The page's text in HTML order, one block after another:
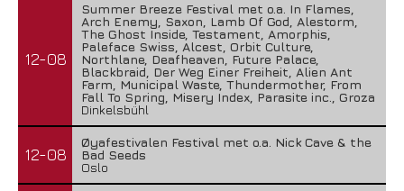
12-08
Summer Breeze Festival met o.a. In Flames,
Arch Enemy, Saxon, Lamb Of God, Alestorm,
The Ghost Inside, Testament, Amorphis,
Paleface Swiss, Alcest, Orbit Culture,
Northlane, Deafheaven, Future Palace,
Blackbraid, Der Weg Einer Freiheit, Alien Ant
Farm, Municipal Waste, Thundermother, From
Fall To Spring, Misery Index, Parasite inc., Groza
Dinkelsbühl
12-08
Øyafestivalen Festival met o.a. Nick Cave & the
Bad Seeds
Oslo